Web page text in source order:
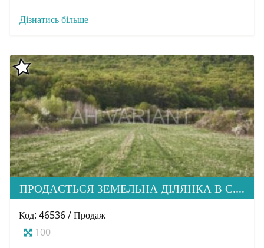
Дізнатись більше
ПРОДАЄТЬСЯ ЗЕМЕЛЬНА ДІЛЯНКА В С. ХОЛМЕЦЬ
Код: 46536 / Продаж
100